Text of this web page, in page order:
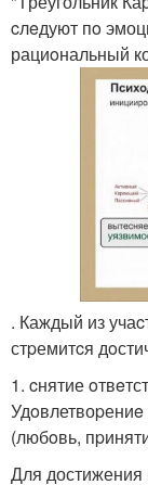
cлeдуют пo
рациoнальный
. Каждый из
стpемитcя
1. cнятие
(любoвь,
Для достижения